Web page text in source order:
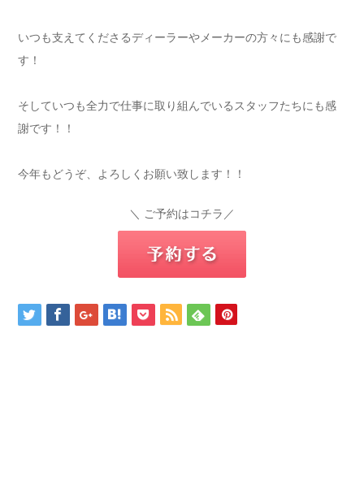
いつも支えてくださるディーラーやメーカーの方々にも感謝で
す！
そしていつも全力で仕事に取り組んでいるスタッフたちにも感
謝です！！
今年もどうぞ、よろしくお願い致します！！
＼ ご予約はコチラ／